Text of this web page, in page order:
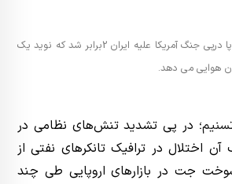
قیمت سوخت جت در اروپا درپی جنگ آمریکا علیه ایران 2برابر شد که نوید یک
هوایی می دهد.
؛ در پی تشدید تنش‌های نظامی در
آن اختلال در ترافیک تانکرهای نفتی از
جت در بازارهای اروپایی طی چند